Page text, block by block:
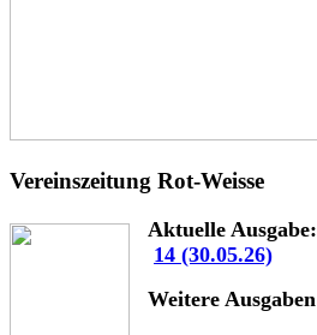
Vereinszeitung Rot-Weisse
Aktuelle Ausgabe:
14 (30.05.26)
Weitere Ausgaben